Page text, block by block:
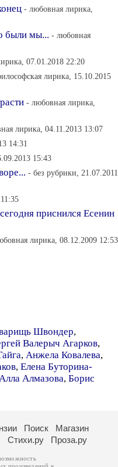
- любовная лирика,
были мы... - любовная
07.01.2018 22:20
лирика, 15.10.2015
- любовная лирика,
лирика, 04.11.2013 13:07
14:31
15:43
- без рубрики, 21.07.2011
приснился Есенин
лирика, 08.12.2009 12:53
Швондер,
Валерыч Агарков,
, Анжела Ковалева,
, Елена Буторина-
Алмазова, Борис
Поиск
Магазин
Стихи.ру Проза.ру